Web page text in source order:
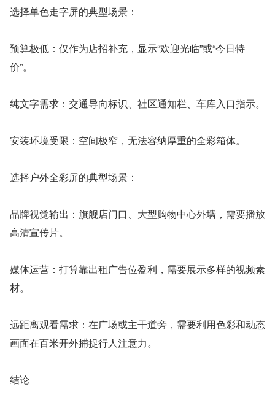
选择单色走字屏的典型场景：
预算极低：仅作为店招补充，显示“欢迎光临”或“今日特
价”。
纯文字需求：交通导向标识、社区通知栏、车库入口指示。
安装环境受限：空间极窄，无法容纳厚重的全彩箱体。
选择户外全彩屏的典型场景：
品牌视觉输出：旗舰店门口、大型购物中心外墙，需要播放
高清宣传片。
媒体运营：打算靠出租广告位盈利，需要展示多样的视频素
材。
远距离观看需求：在广场或主干道旁，需要利用色彩和动态
画面在百米开外捕捉行人注意力。
结论